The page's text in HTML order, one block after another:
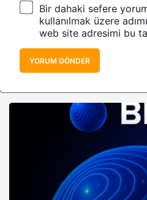
Bir dahaki sefere
kullanılmak üzere
web site adresimi bu
YORUM GÖNDER